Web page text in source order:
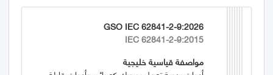
GSO IEC 62841-2-9:2026
IEC 62841-2-9:2015
مواصفة قياسية خليجية